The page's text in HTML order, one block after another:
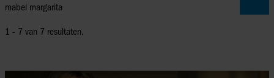
1 - 7 van 7 resultaten.